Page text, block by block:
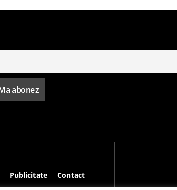
Publicitate Contact